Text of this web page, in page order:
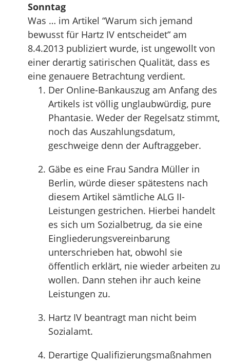
Sonntag
Was … im Artikel “Warum sich jemand
bewusst für Hartz IV entscheidet“ am
8.4.2013 publiziert wurde, ist ungewollt von
einer derartig satirischen Qualität, dass es
eine genauere Betrachtung verdient.
Der Online-Bankauszug am Anfang des
Artikels ist völlig unglaubwürdig, pure
Phantasie. Weder der Regelsatz stimmt,
noch das Auszahlungsdatum,
geschweige denn der Auftraggeber.
Gäbe es eine Frau Sandra Müller in
Berlin, würde dieser spätestens nach
diesem Artikel sämtliche ALG II-
Leistungen gestrichen. Hierbei handelt
es sich um Sozialbetrug, da sie eine
Eingliederungsvereinbarung
unterschrieben hat, obwohl sie
öffentlich erklärt, nie wieder arbeiten zu
wollen. Dann stehen ihr auch keine
Leistungen zu.
Hartz IV beantragt man nicht beim
Sozialamt.
Derartige Qualifizierungsmaßnahmen